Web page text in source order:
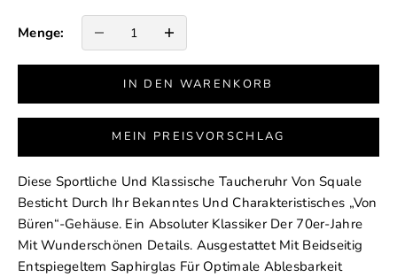
Menge: Anzahl verringernAnzahl erhöhen
IN DEN WARENKORB
MEIN PREISVORSCHLAG
Diese Sportliche Und Klassische Taucheruhr Von Squale
Besticht Durch Ihr Bekanntes Und Charakteristisches „von
Büren“-Gehäuse. Ein Absoluter Klassiker Der 70er-Jahre
Mit Wunderschönen Details. Ausgestattet Mit Beidseitig
Entspiegeltem Saphirglas Für Optimale Ablesbarkeit